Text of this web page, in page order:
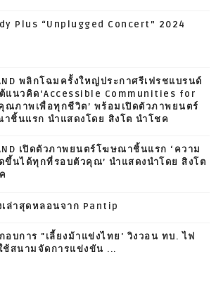
Plus “Unplugged Concert” 2024
พลิกโฉมครั้งใหญ่ประกาศรีเฟรชแบรนด์
แนวคิด‘Accessible Communities for
ณภาพเพื่อทุกชีวิต’ พร้อมเปิดตัวภาพยนตร์
ชิ้นแรก นำแสดงโดย สิงโต นำโชค
เปิดตัวภาพยนตร์โฆษณาชิ้นแรก ‘ความ
ขึ้นได้ทุกที่รอบตัวคุณ’ นำแสดงนำโดย สิงโต
เล่าสุดหลอนจาก Pantip
อบการ "เลี้ยงม้าแข่งไทย' วิงวอน ทบ. ไฟ
ช้สนามจัดการแข่งขัน ...